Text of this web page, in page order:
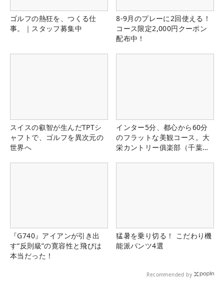
ゴルフの熱狂を、つくる仕
事。｜スタッフ募集中
8-9月のプレーに2回使える！
コース限定2,000円クーポン
配布中！
スイスの叡智が生んだTPTシ
ャフトで、ゴルフを異次元の
世界へ
インター5分、都心から60分
のフラットな美観コース。大
栄カントリー俱楽部（千葉
『G740』アイアンが引き出
す“反則級”の寛容性と飛びは
本当だった！
猛暑を乗り切る！ こだわり機
能派パンツ4選
Recommended by